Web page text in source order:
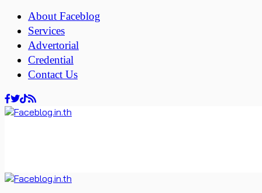
About Faceblog
Services
Advertorial
Credential
Contact Us